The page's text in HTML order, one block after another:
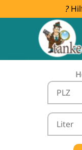
Heizölpreise
vergleichen